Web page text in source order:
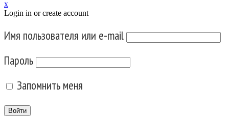
x
Login in or create account
Имя пользователя или e-mail
Пароль
Запомнить меня